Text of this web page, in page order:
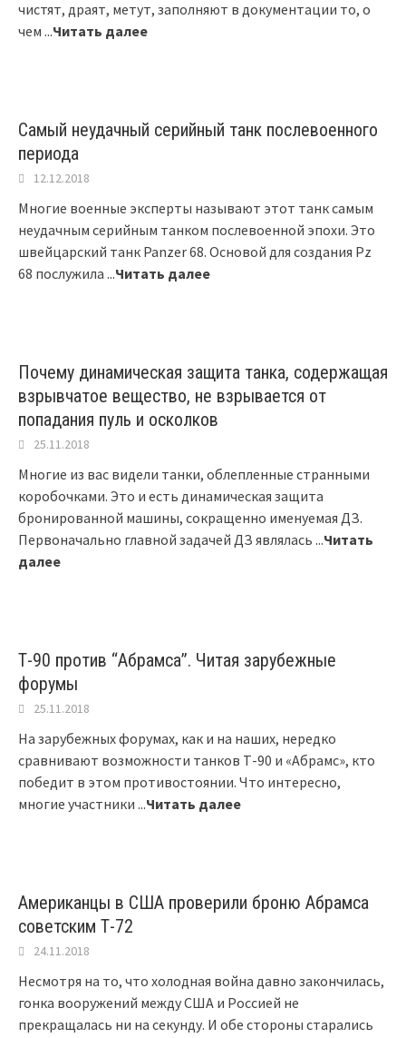
чистят, драят, метут, заполняют в документации то, о
чем ...Читать далее
Самый неудачный серийный танк послевоенного
периода
12.12.2018
Многие военные эксперты называют этот танк самым
неудачным серийным танком послевоенной эпохи. Это
швейцарский танк Panzer 68. Основой для создания Pz
68 послужила ...Читать далее
Почему динамическая защита танка, содержащая
взрывчатое вещество, не взрывается от
попадания пуль и осколков
25.11.2018
Многие из вас видели танки, облепленные странными
коробочками. Это и есть динамическая защита
бронированной машины, сокращенно именуемая ДЗ.
Первоначально главной задачей ДЗ являлась ...Читать
далее
Т-90 против “Абрамса”. Читая зарубежные
форумы
25.11.2018
На зарубежных форумах, как и на наших, нередко
сравнивают возможности танков Т-90 и «Абрамс», кто
победит в этом противостоянии. Что интересно,
многие участники ...Читать далее
Американцы в США проверили броню Абрамса
советским Т-72
24.11.2018
Несмотря на то, что холодная война давно закончилась,
гонка вооружений между США и Россией не
прекращалась ни на секунду. И обе стороны старались